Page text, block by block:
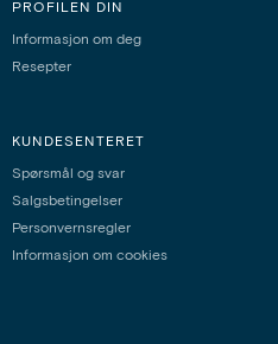
PROFILEN DIN
Informasjon om deg
Resepter
KUNDESENTERET
Spørsmål og svar
Salgsbetingelser
Personvernsregler
Informasjon om cookies